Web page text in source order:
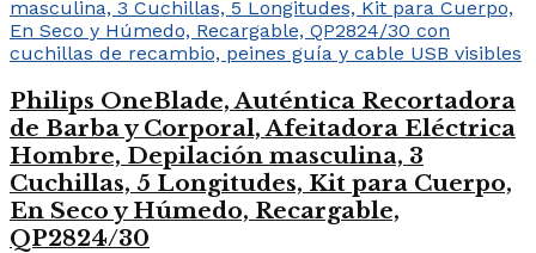
Philips OneBlade, Auténtica Recortadora
de Barba y Corporal, Afeitadora Eléctrica
Hombre, Depilación masculina, 3
Cuchillas, 5 Longitudes, Kit para Cuerpo,
En Seco y Húmedo, Recargable,
QP2824/30